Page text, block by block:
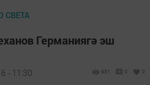
СВЕТА
Германиягә эш
- 11:30 951 0 0